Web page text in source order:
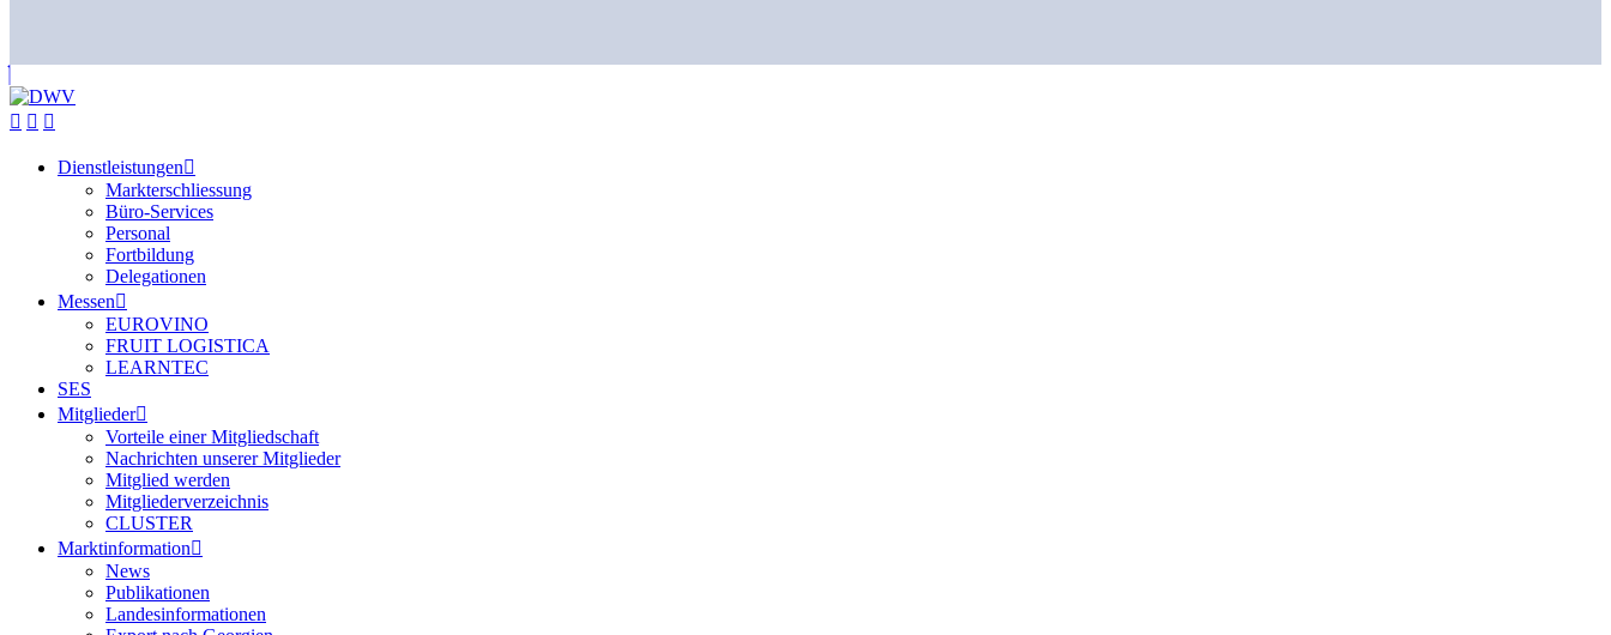
Dienstleistungen
Markterschliessung
Büro-Services
Personal
Fortbildung
Delegationen
Messen
EUROVINO
FRUIT LOGISTICA
LEARNTEC
SES
Mitglieder
Vorteile einer Mitgliedschaft
Nachrichten unserer Mitglieder
Mitglied werden
Mitgliederverzeichnis
CLUSTER
Marktinformation
News
Publikationen
Landesinformationen